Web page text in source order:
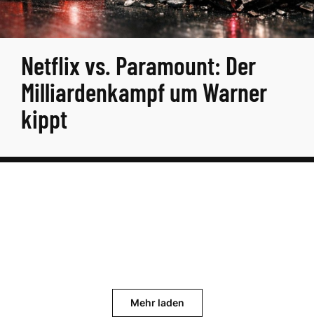
Netflix vs. Paramount: Der
Milliardenkampf um Warner
kippt
Mehr laden